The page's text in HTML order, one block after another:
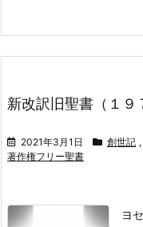
新改訳旧聖書（１９
2021年3月1日 創世記 ,
著作権フリー聖書
ヨ